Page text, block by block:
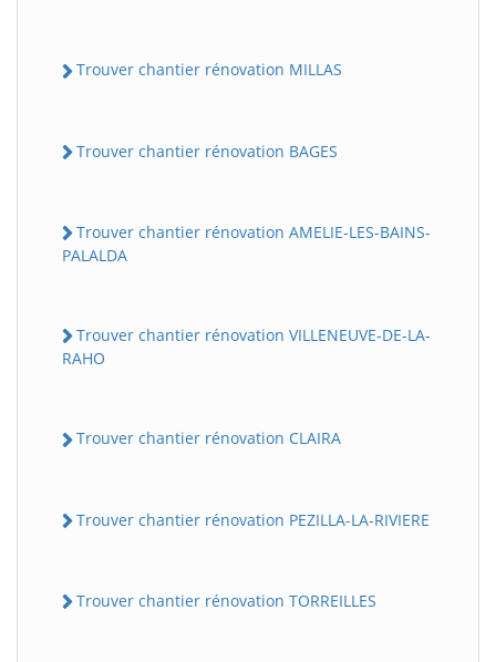
Trouver chantier rénovation MILLAS
Trouver chantier rénovation BAGES
Trouver chantier rénovation AMELIE-LES-BAINS-
PALALDA
Trouver chantier rénovation VILLENEUVE-DE-LA-
RAHO
Trouver chantier rénovation CLAIRA
Trouver chantier rénovation PEZILLA-LA-RIVIERE
Trouver chantier rénovation TORREILLES